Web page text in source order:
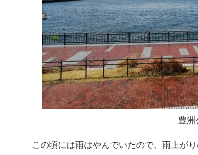
豊洲
この頃には雨はやんでいたので、雨上がり